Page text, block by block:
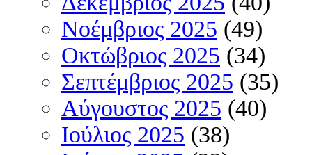
Νοέμβριος 2025 (49)
Οκτώβριος 2025 (34)
Σεπτέμβριος 2025 (35)
Αύγουστος 2025 (40)
Ιούλιος 2025 (38)